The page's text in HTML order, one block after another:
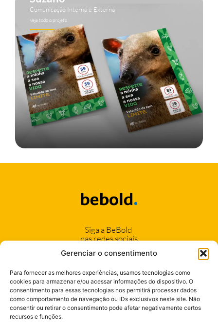
Gerenciar o consentimento
Para fornecer as melhores experiências, usamos tecnologias como
cookies para armazenar e/ou acessar informações do dispositivo. O
consentimento para essas tecnologias nos permitirá processar dados
como comportamento de navegação ou IDs exclusivos neste site. Não
consentir ou retirar o consentimento pode afetar negativamente certos
recursos e funções.
Comunicação Interna e Externa
Veja todo o projeto
Siga a BeBold
nas redes sociais
(11) 94042-1222
(17) 99106-6424